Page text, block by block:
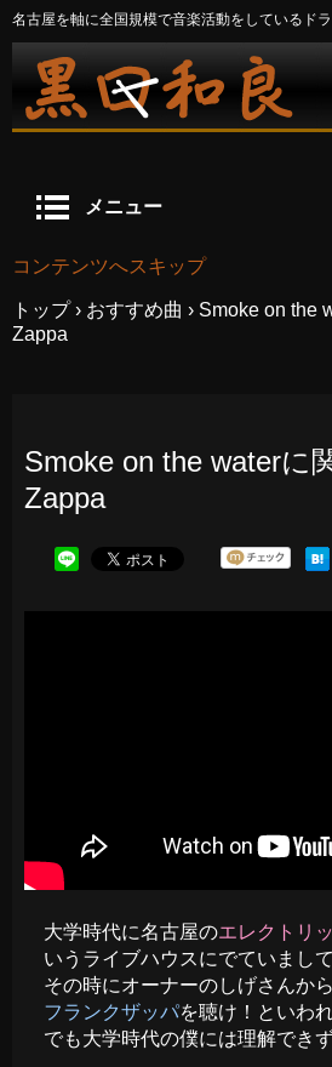
名古屋を軸に全国規模で音楽活動をしているド
メニュー
コンテンツへスキップ
トップ › おすすめ曲 › Smoke on the
Zappa
Smoke on the waterに
Zappa
大学時代に名古屋のエレクトリ
いうライブハウスにでていまして
その時にオーナーのしげさんから
フランクザッパを聴け！といわ
でも大学時代の僕には理解でき